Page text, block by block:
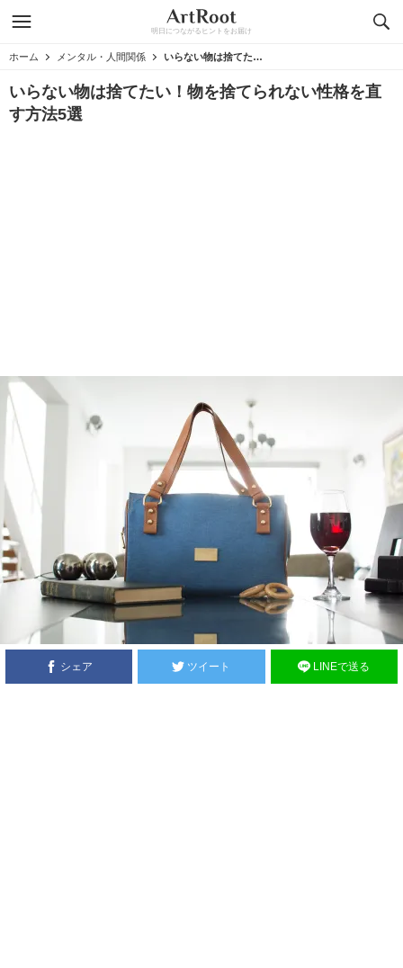
明日につながるヒントをお届け
ホーム メンタル・人間関係 いらない物は捨てたい！物を捨てられない性格を直す方法5選
いらない物は捨てたい！物を捨てられない性格を直
す方法5選
シェア ツイート LINEで送る